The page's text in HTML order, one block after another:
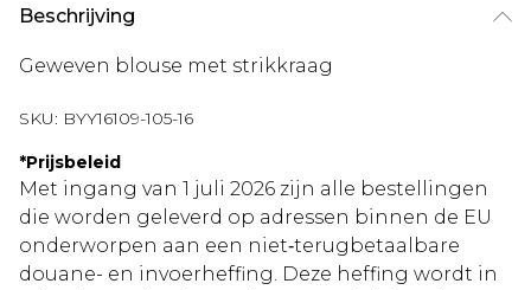
Beschrijving
Geweven blouse met strikkraag
SKU: BYY16109-105-16
*Prijsbeleid
Met ingang van 1 juli 2026 zijn alle bestellingen
die worden geleverd op adressen binnen de EU
onderworpen aan een niet‑terugbetaalbare
douane- en invoerheffing. Deze heffing wordt in